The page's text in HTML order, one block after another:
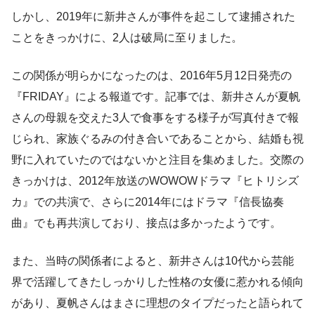
しかし、2019年に新井さんが事件を起こして逮捕された
ことをきっかけに、2人は破局に至りました。
この関係が明らかになったのは、2016年5月12日発売の
『FRIDAY』による報道です。記事では、新井さんが夏帆
さんの母親を交えた3人で食事をする様子が写真付きで報
じられ、家族ぐるみの付き合いであることから、結婚も視
野に入れていたのではないかと注目を集めました。交際の
きっかけは、2012年放送のWOWOWドラマ『ヒトリシズ
カ』での共演で、さらに2014年にはドラマ『信長協奏
曲』でも再共演しており、接点は多かったようです。
また、当時の関係者によると、新井さんは10代から芸能
界で活躍してきたしっかりした性格の女優に惹かれる傾向
があり、夏帆さんはまさに理想のタイプだったと語られて